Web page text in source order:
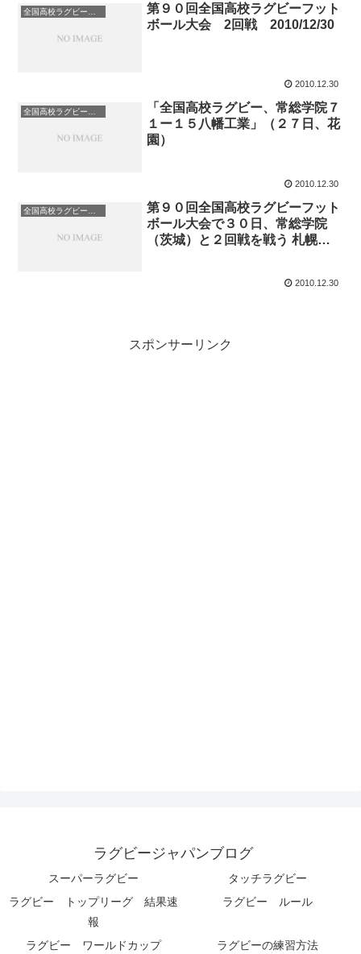
第９０回全国高校ラグビーフット
ボール大会 2回戦 2010/12/30
2010.12.30
「全国高校ラグビー、常総学院７
１ー１５八幡工業」（２７日、花
園）
2010.12.30
全国高校ラグビーフットボール大会/花園
第９０回全国高校ラグビーフット
ボール大会で３０日、常総学院
（茨城）と２回戦を戦う 札幌山
2010.12.30
スポンサーリンク
ラグビージャパンブログ
スーパーラグビー
タッチラグビー
ラグビー トップリーグ 結果速
報
ラグビー ルール
ラグビー ワールドカップ ラグビーの練習方法